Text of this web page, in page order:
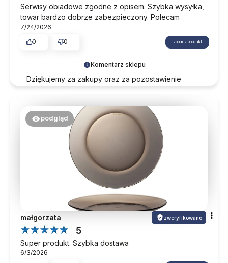
Komentarz sklepu
Dziękujemy za zakupy oraz za pozostawienie
Serwisy obiadowe zgodne z opisem. Szybka wysyłka,
towar bardzo dobrze zabezpieczony. Polecam
7/24/2026
0
0 zobacz produkt
podgląd
małgorzata zweryfikowano
5
Super produkt. Szybka dostawa
6/3/2026